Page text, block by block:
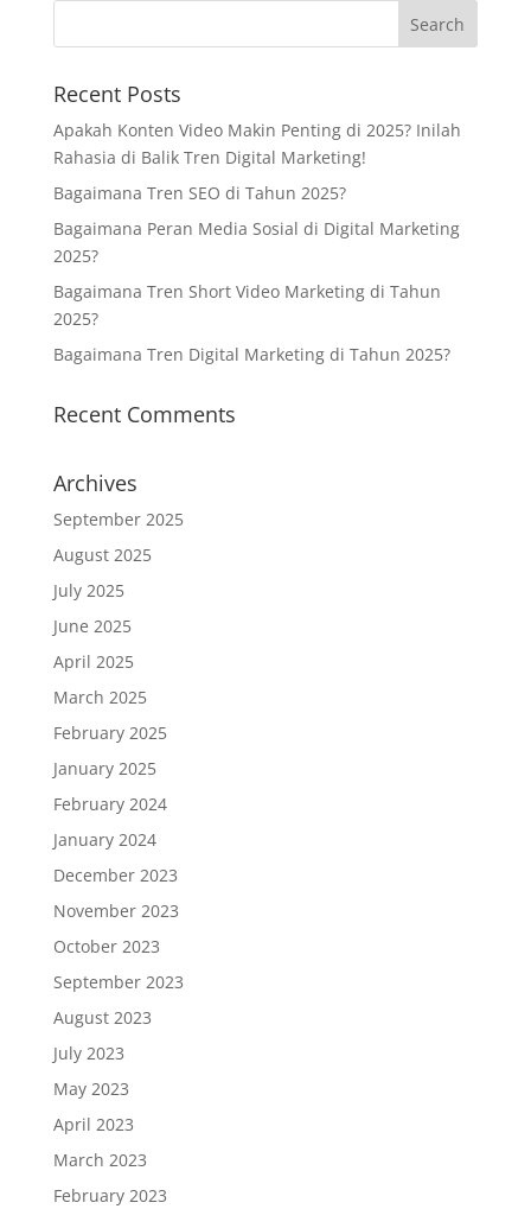
Recent Posts
Apakah Konten Video Makin Penting di 2025? Inilah
Rahasia di Balik Tren Digital Marketing!
Bagaimana Tren SEO di Tahun 2025?
Bagaimana Peran Media Sosial di Digital Marketing
2025?
Bagaimana Tren Short Video Marketing di Tahun
2025?
Bagaimana Tren Digital Marketing di Tahun 2025?
Recent Comments
Archives
September 2025
August 2025
July 2025
June 2025
April 2025
March 2025
February 2025
January 2025
February 2024
January 2024
December 2023
November 2023
October 2023
September 2023
August 2023
July 2023
May 2023
April 2023
March 2023
February 2023